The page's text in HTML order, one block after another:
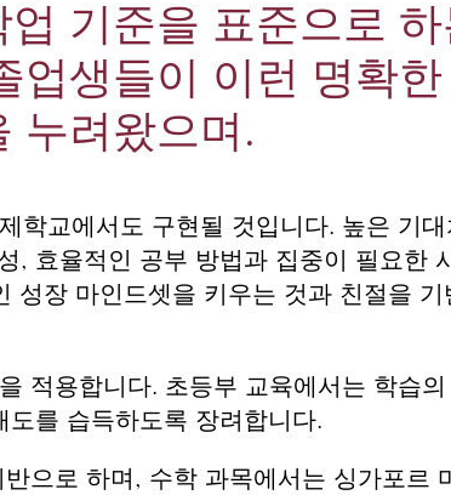
기준을 표준으로
업생들이 이런 명확
누려왔으며.
학교에서도 구현될 것입니다. 높은 기
, 효율적인 공부 방법과 집중이 필요한
성장 마인드셋을 키우는 것과 친절을
적용합니다. 초등부 교육에서는 학습
를 습득하도록 장려합니다.
으로 하며, 수학 과목에서는 싱가포르